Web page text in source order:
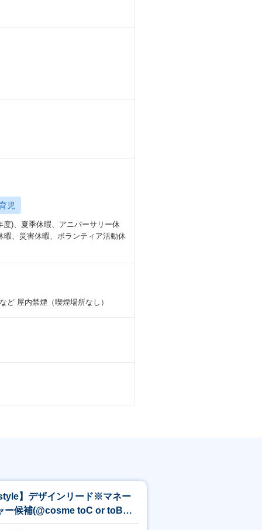
、チームメンバーと対面でコミュニ
ができ、オンプレミス・クラウドを
の一つの軸としてデータベース関
サービスに相応しいデータの
って活躍できる場が数多くありま
いける環境です。
児
)、夏季休暇、アニバーサリー休
、災害休暇、ボランティア活動休
ど 屋内禁煙（喫煙場所なし）
】デザインリード※マネー
ー候補(@cosme toC or toB向
UXデ